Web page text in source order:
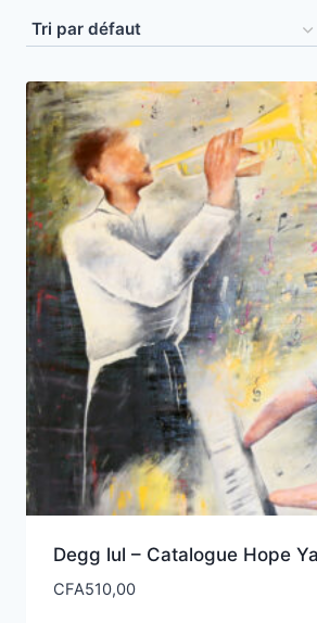
Degg lul – Catalogue Hope
CFA510,00